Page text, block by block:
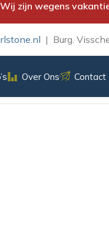
Wij zijn wegens
| Burg.
Over Ons Contact